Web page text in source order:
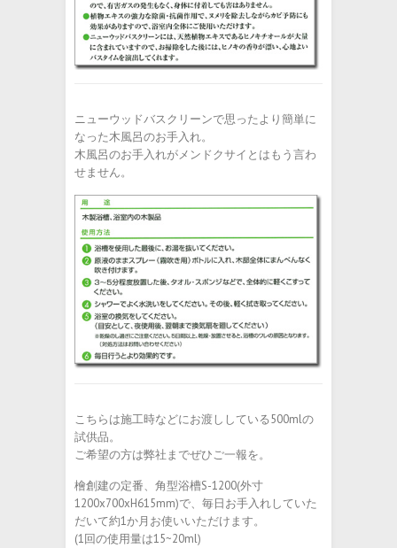
ニューウッドバスクリーンで思ったより簡単に
なった木風呂のお手入れ。
木風呂のお手入れがメンドクサイとはもう言わ
せません。
こちらは施工時などにお渡ししている500mlの
試供品。
ご希望の方は弊社までぜひご一報を。
檜創建の定番、角型浴槽S-1200(外寸
1200x700xH615mm)で、毎日お手入れしていた
だいて約1か月お使いいただけます。
(1回の使用量は15~20ml)